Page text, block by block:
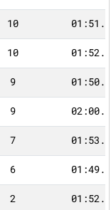
10
10
9
9
7
6
2